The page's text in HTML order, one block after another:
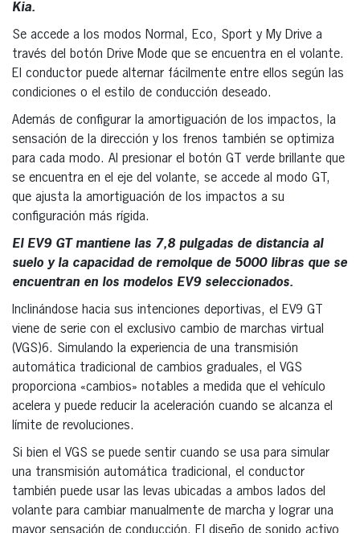
Kia.
Se accede a los modos Normal, Eco, Sport y My Drive a
través del botón Drive Mode que se encuentra en el volante.
El conductor puede alternar fácilmente entre ellos según las
condiciones o el estilo de conducción deseado.
Además de configurar la amortiguación de los impactos, la
sensación de la dirección y los frenos también se optimiza
para cada modo. Al presionar el botón GT verde brillante que
se encuentra en el eje del volante, se accede al modo GT,
que ajusta la amortiguación de los impactos a su
configuración más rígida.
El EV9 GT mantiene las 7,8 pulgadas de distancia al
suelo y la capacidad de remolque de 5000 libras que se
encuentran en los modelos EV9 seleccionados.
Inclinándose hacia sus intenciones deportivas, el EV9 GT
viene de serie con el exclusivo cambio de marchas virtual
(VGS)6. Simulando la experiencia de una transmisión
automática tradicional de cambios graduales, el VGS
proporciona «cambios» notables a medida que el vehículo
acelera y puede reducir la aceleración cuando se alcanza el
límite de revoluciones.
Si bien el VGS se puede sentir cuando se usa para simular
una transmisión automática tradicional, el conductor
también puede usar las levas ubicadas a ambos lados del
volante para cambiar manualmente de marcha y lograr una
mayor sensación de conducción. El diseño de sonido activo